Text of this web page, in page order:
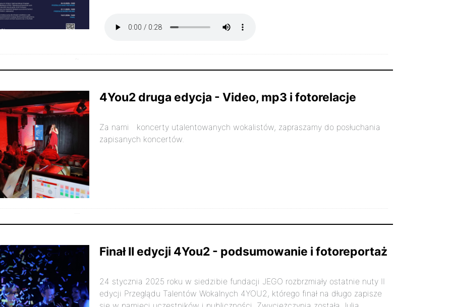
4You2 druga edycja - Video, mp3 i fotorelacje
Za nami koncerty utalentowanych wokalistów, zapraszamy do posłuchania
zapisanych koncertów.
Finał II edycji 4You2 - podsumowanie i fotoreportaż
24 stycznia 2025 roku w siedzibie fundacji JEGO rozbrzmiały ostatnie nuty II
edycji Przeglądu Talentów Wokalnych 4YOU2, którego finał na długo zapisze